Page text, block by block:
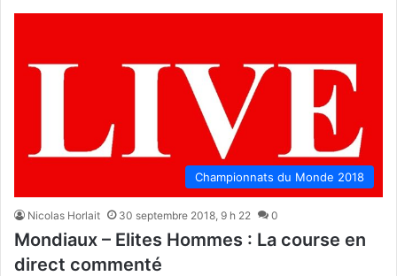
Championnats du Monde 2018
Nicolas Horlait 30 septembre 2018, 9 h 22 0
Mondiaux – Elites Hommes : La course en
direct commenté